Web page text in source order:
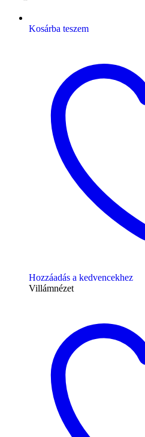
Kosárba teszem
Hozzáadás a kedvencekhez
Villámnézet